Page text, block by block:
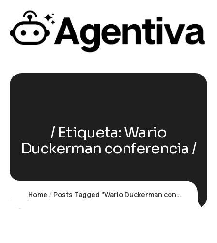
Etiqueta: Wario
Duckerman conferencia
Home Posts Tagged "Wario Duckerman conferencia"